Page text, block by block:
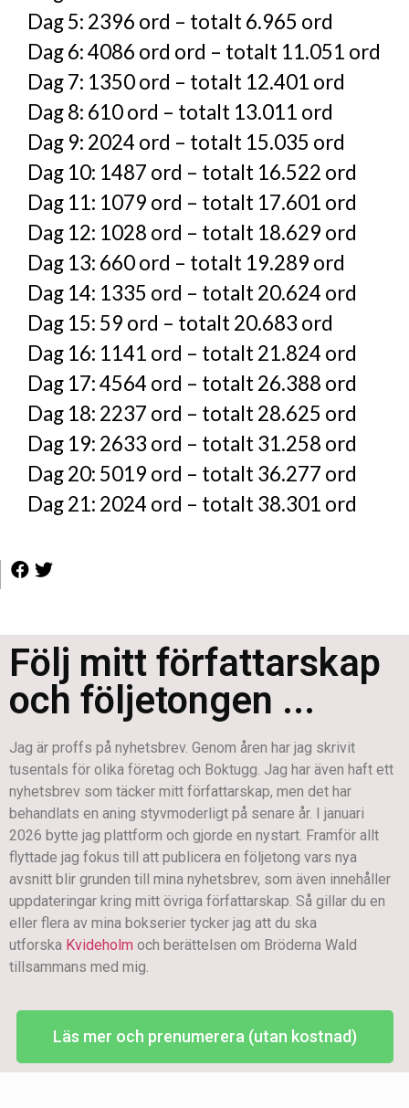
Dag 5: 2396 ord – totalt 6.965 ord
Dag 6: 4086 ord ord – totalt 11.051 ord
Dag 7: 1350 ord – totalt 12.401 ord
Dag 8: 610 ord – totalt 13.011 ord
Dag 9: 2024 ord – totalt 15.035 ord
Dag 10: 1487 ord – totalt 16.522 ord
Dag 11: 1079 ord – totalt 17.601 ord
Dag 12: 1028 ord – totalt 18.629 ord
Dag 13: 660 ord – totalt 19.289 ord
Dag 14: 1335 ord – totalt 20.624 ord
Dag 15: 59 ord – totalt 20.683 ord
Dag 16: 1141 ord – totalt 21.824 ord
Dag 17: 4564 ord – totalt 26.388 ord
Dag 18: 2237 ord – totalt 28.625 ord
Dag 19: 2633 ord – totalt 31.258 ord
Dag 20: 5019 ord – totalt 36.277 ord
Dag 21: 2024 ord – totalt 38.301 ord
Följ mitt författarskap
och följetongen ...
Jag är proffs på nyhetsbrev. Genom åren har jag skrivit
tusentals för olika företag och Boktugg. Jag har även haft ett
nyhetsbrev som täcker mitt författarskap, men det har
behandlats en aning styvmoderligt på senare år. I januari
2026 bytte jag plattform och gjorde en nystart. Framför allt
flyttade jag fokus till att publicera en följetong vars nya
avsnitt blir grunden till mina nyhetsbrev, som även innehåller
uppdateringar kring mitt övriga författarskap. Så gillar du en
eller flera av mina bokserier tycker jag att du ska
utforska Kvideholm och berättelsen om Bröderna Wald
tillsammans med mig.
Läs mer och prenumerera (utan kostnad)